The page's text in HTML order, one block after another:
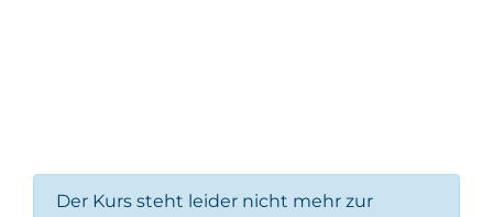
Der Kurs steht leider nicht mehr zur